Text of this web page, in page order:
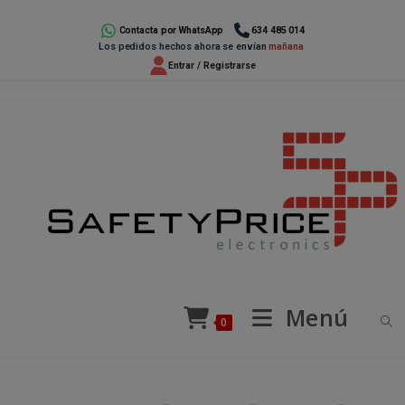
Contacta por WhatsApp
634 485 014
Los pedidos hechos ahora se envíanmañana
Entrar / Registrarse
0 Menú